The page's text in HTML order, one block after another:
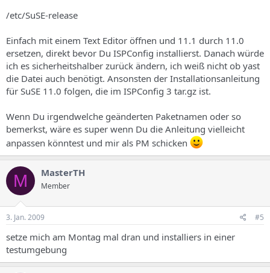
/etc/SuSE-release
Einfach mit einem Text Editor öffnen und 11.1 durch 11.0
ersetzen, direkt bevor Du ISPConfig installierst. Danach würde
ich es sicherheitshalber zurück ändern, ich weiß nicht ob yast
die Datei auch benötigt. Ansonsten der Installationsanleitung
für SuSE 11.0 folgen, die im ISPConfig 3 tar.gz ist.
Wenn Du irgendwelche geänderten Paketnamen oder so
bemerkst, wäre es super wenn Du die Anleitung vielleicht
anpassen könntest und mir als PM schicken
M MasterTH
Member
3. Jan. 2009 #5
setze mich am Montag mal dran und installiers in einer
testumgebung